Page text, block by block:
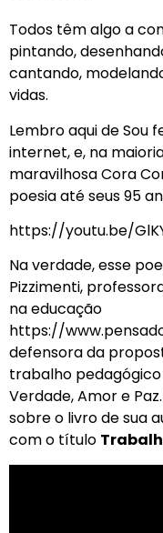
Todos têm algo a
pintando,
cantando,
vidas.
Lembro aqui de Sou
internet, e, na
maravilhosa Cora
poesia até seus 95
https://youtu.be/
Na verdade, esse
Pizzimenti,
na educação
https://
defensora da
trabalho
Verdade, Amor e
sobre o livro de sua
com o título